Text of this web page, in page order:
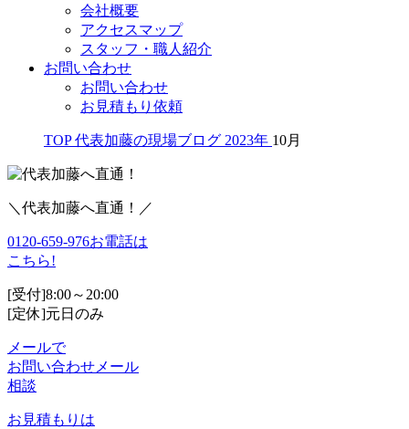
会社概要
アクセスマップ
スタッフ・職人紹介
お問い合わせ
お問い合わせ
お見積もり依頼
TOP 代表加藤の現場ブログ 2023年 10月
＼代表加藤へ直通！／
0120-659-976お電話は
こちら!
[受付]8:00～20:00
[定休]元日のみ
メールで
お問い合わせ メール
相談
お見積もりは